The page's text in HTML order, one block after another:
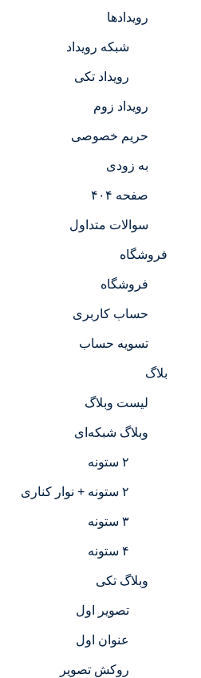
رویدادها
شبکه رویداد
رویداد تکی
رویداد زوم
حریم خصوصی
به زودی
صفحه ۴۰۴
سوالات متداول
فروشگاه
فروشگاه
حساب کاربری
تسویه حساب
بلاگ
لیست وبلاگ
وبلاگ شبکه‌ای
۲ ستونه
۲ ستونه + نوار کناری
۳ ستونه
۴ ستونه
وبلاگ تکی
تصویر اول
عنوان اول
روکش تصویر